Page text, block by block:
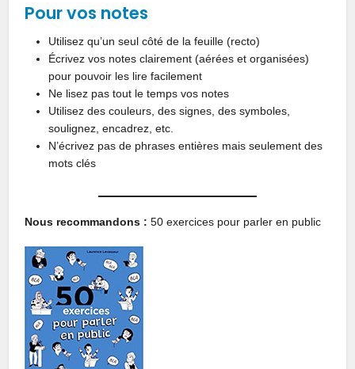
Pour vos notes
Utilisez qu’un seul côté de la feuille (recto)
Écrivez vos notes clairement (aérées et organisées)
pour pouvoir les lire facilement
Ne lisez pas tout le temps vos notes
Utilisez des couleurs, des signes, des symboles,
soulignez, encadrez, etc.
N’écrivez pas de phrases entières mais seulement des
mots clés
Nous recommandons : 50 exercices pour parler en public